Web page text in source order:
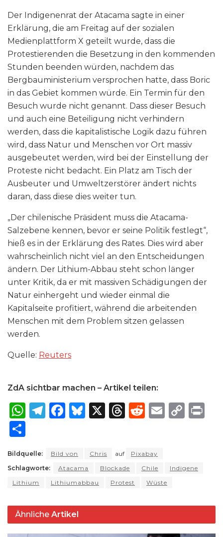
Der Indigenenrat der Atacama sagte in einer
Erklärung, die am Freitag auf der sozialen
Medienplattform X geteilt wurde, dass die
Protestierenden die Besetzung in den kommenden
Stunden beenden würden, nachdem das
Bergbauministerium versprochen hatte, dass Boric
in das Gebiet kommen würde. Ein Termin für den
Besuch wurde nicht genannt. Dass dieser Besuch
und auch eine Beteiligung nicht verhindern
werden, dass die kapitalistische Logik dazu führen
wird, dass Natur und Menschen vor Ort massiv
ausgebeutet werden, wird bei der Einstellung der
Proteste nicht bedacht. Ein Platz am Tisch der
Ausbeuter und Umweltzerstörer ändert nichts
daran, dass diese dies weiter tun.
„Der chilenische Präsident muss die Atacama-
Salzebene kennen, bevor er seine Politik festlegt“,
hieß es in der Erklärung des Rates. Dies wird aber
wahrscheinlich nicht viel an den Entscheidungen
ändern. Der Lithium-Abbau steht schon länger
unter Kritik, da er mit massiven Schädigungen der
Natur einhergeht und wieder einmal die
Kapitalseite profitiert, während die arbeitenden
Menschen mit dem Problem sitzen gelassen
werden.
Quelle: Reuters
ZdA sichtbar machen – Artikel teilen:
W
ts
A
p
p
T
g
ra
m
F
e
b
o
o
k
B
s
k
y
X
T
a
d
s
R
di
t
E
C
Li
k
ar
e
Bildquelle: Bild von Chris auf
Pixabay
Schlagworte:
Atacama Blockade Chile
Indigene
Lithium
Lithiumabbau Protest Wüste
Ähnliche Artikel